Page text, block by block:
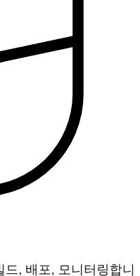
, 배포, 모니터링합니